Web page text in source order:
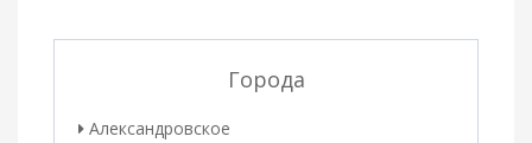
Города
Александровское